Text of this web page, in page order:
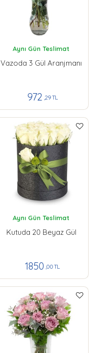
Aynı Gün Teslimat
Vazoda 3 Gül Aranjmanı
972 ,29 TL
Aynı Gün Teslimat
Kutuda 20 Beyaz Gül
1850 ,00 TL